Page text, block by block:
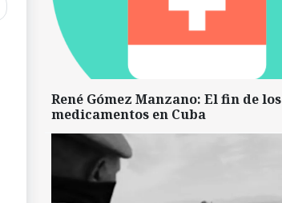
René Gómez Manzano: El fin de los
medicamentos en Cuba